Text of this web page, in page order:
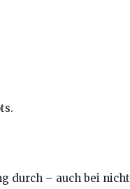
durch – auch bei nicht